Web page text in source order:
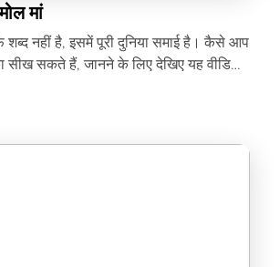
मां
शब्द नहीं है, इसमें पूरी दुनिया समाई है। कैसे आप
सीख सकते हैं, जानने के लिए देखिए यह वीडियो